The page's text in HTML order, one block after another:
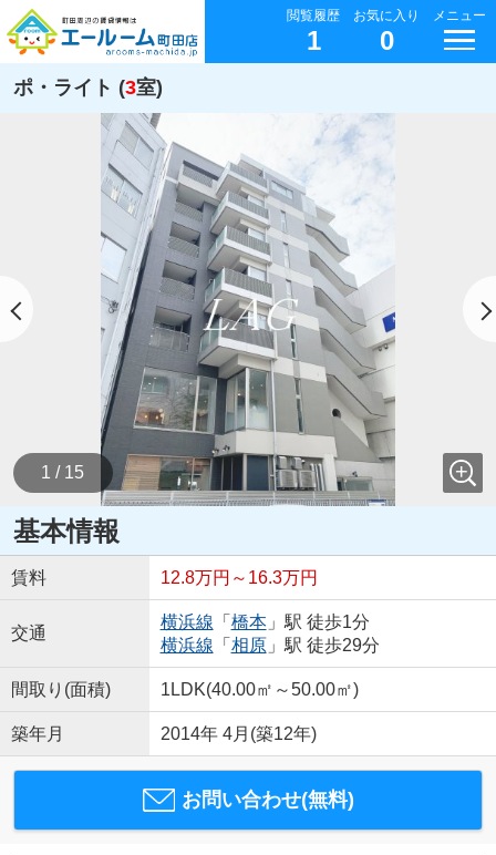
閲覧履歴
1
お気に入り
0
メニュー
ポ・ライト (3室)
1 / 15
基本情報
賃料 12.8万円～16.3万円
交通
横浜線 「 橋本」駅 徒歩1分
横浜線 「 相原」駅 徒歩29分
間取り(面積) 1LDK(40.00㎡～50.00㎡)
築年月 2014年 4月(築12年)
お問い合わせ(無料)